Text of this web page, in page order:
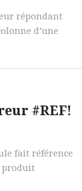
répondant
d’une
#REF!
fait référence
produit